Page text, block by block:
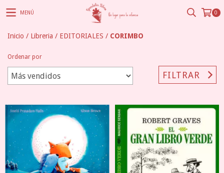
MENÚ 0
Inicio / Libreria / EDITORIALES / CORIMBO
Ordenar por
FILTRAR